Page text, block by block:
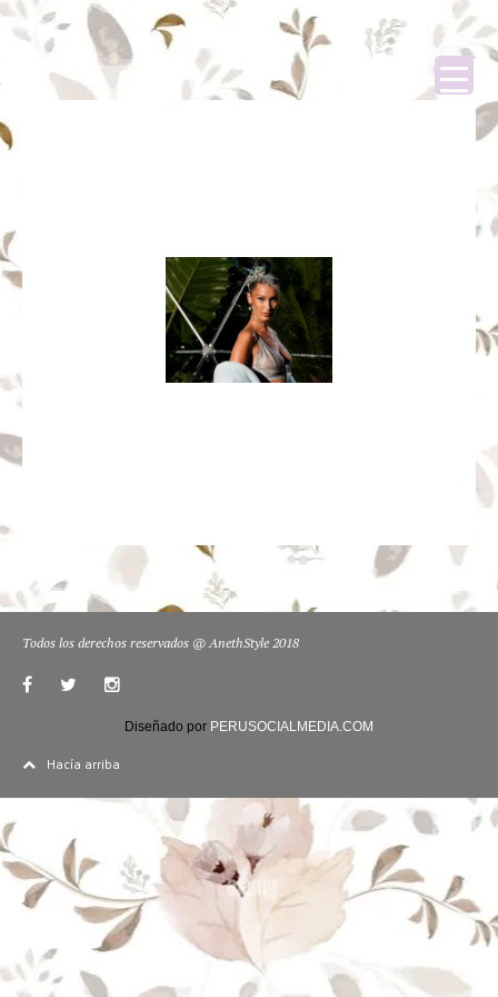
Todos los derechos reservados @ AnethStyle 2018
Diseñado por PERUSOCIALMEDIA.COM
Hacía arriba